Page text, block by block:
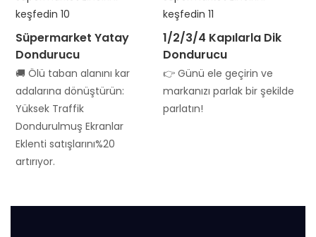
Süpermarket Yatay
Dondurucu
🚚 Ölü taban alanını kar
adalarına dönüştürün:
Yüksek Traffik
Dondurulmuş Ekranlar
Eklenti satışlarını%20
artırıyor.
1/2/3/4 Kapılarla Dik
Dondurucu
👉 Günü ele geçirin ve
markanızı parlak bir şekilde
parlatın!